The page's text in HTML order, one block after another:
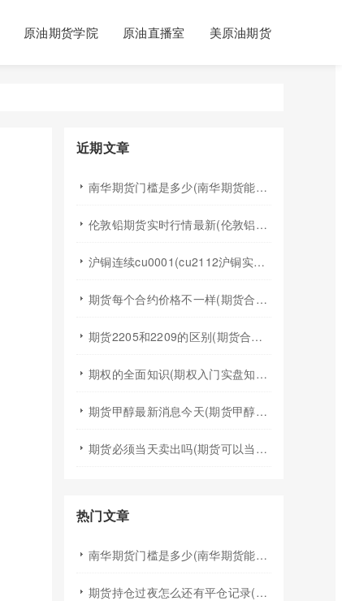
原油期货学院 原油直播室 美原油期货
近期文章
南华期货门槛是多少(南华期货能做国际期货吗)
伦敦铅期货实时行情最新(伦敦铝锡期货实时行情)
沪铜连续cu0001(cu2112沪铜实时行情)
期货每个合约价格不一样(期货合约之间的价格差)
期货2205和2209的区别(期货合约2205什么意思)
期权的全面知识(期权入门实盘知识)
期货甲醇最新消息今天(期货甲醇最新消息今天行情)
期货必须当天卖出吗(期货可以当天买入卖出吗)
热门文章
南华期货门槛是多少(南华期货能做国际期货吗)
期货持仓过夜怎么还有平仓记录(期货持仓过夜手续费)